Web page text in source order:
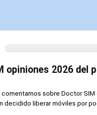
opiniones 2026 del
comentamos sobre Doctor
decidido liberar móviles por